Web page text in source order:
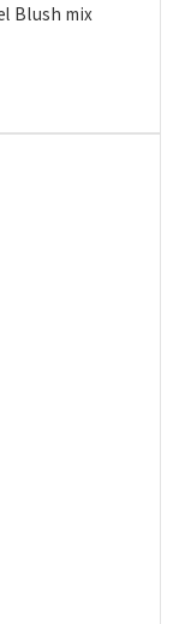
Blush mix